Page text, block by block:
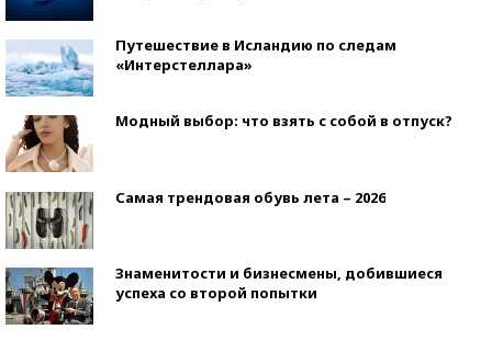
Путешествие в Исландию по следам
«Интерстеллара»
Модный выбор: что взять с собой в отпуск?
Самая трендовая обувь лета – 2026
Знаменитости и бизнесмены, добившиеся
успеха со второй попытки